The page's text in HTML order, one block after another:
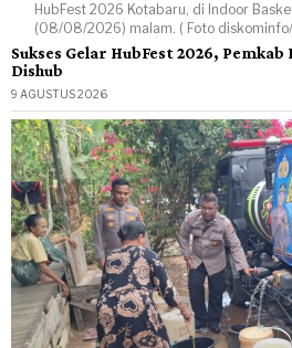
HubFest 2026 Kotabaru, di Indoor
(08/08/2026) malam. ( Foto
Sukses Gelar HubFest 2026,
Dishub
9 AGUSTUS 2026